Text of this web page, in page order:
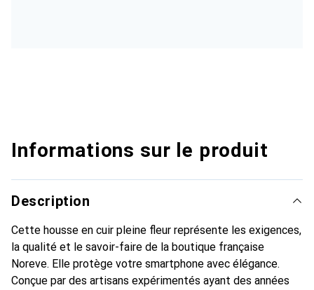
Informations sur le produit
Description
Cette housse en cuir pleine fleur représente les exigences,
la qualité et le savoir-faire de la boutique française
Noreve. Elle protège votre smartphone avec élégance.
Conçue par des artisans expérimentés ayant des années